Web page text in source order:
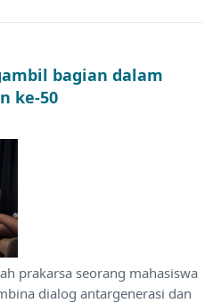
bagian dalam
ke-50
prakarsa seorang mahasiswa
dialog antargenerasi dan